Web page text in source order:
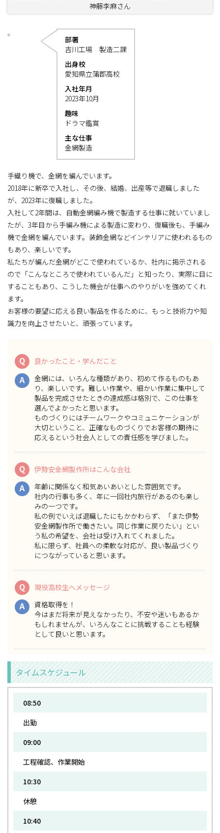
神藤李麻さん
部署
吉川工場 製造二課
出身校
愛知県立蒲郡高校
入社年月
2023年10月
趣味
ドラマ鑑賞
主な仕事
金網製造
手織り機で、金網を編んでいます。
2018年に新卒で入社し、その後、結婚、出産等で退職しました
が、2023年に復職しました。
入社して2年間は、自動金網編み機で製造する仕事に就いていまし
たが、3年目から手編み機による製造に変わり、復職後も、手編み
機で金網を編んでいます。装飾金網などインテリアに使われるもの
もあり、楽しいです。
私たちが編んだ金網がどこで使われているか、社内に掲示される
ので「こんなところで使われているんだ」と知ったり、実際に目に
することもあり、こうした機会が仕事へのやりがいを強めてくれ
ます。
お客様の要望に応える良い製品を作るために、もっと技術力や知
識力を向上させたいと、頑張っています。
Q 良かったこと・学んだこと
A
金網には、いろんな種類があり、初めて作るものもあ
り、楽しいです。難しい作業や、細かい作業に集中して
製品を完成させたときの達成感は格別で、この仕事を
選んでよかったと思います。
ものづくりにはチームワークやコミュニケーションが
大切ということ、正確なものづくりでお客様の期待に
応えるという社会人としての責任感を学びました。
Q 伊勢安金網製作所はこんな会社
A
年齢に関係なく和気あいあいとした雰囲気です。
社内の行事も多く、年に一回社内旅行があるのも楽し
みの一つです。
私の例でいえば退職したにもかかわらず、「また伊勢
安金網製作所で働きたい。同じ作業に戻りたい」とい
う私の希望を、会社は受け入れてくれました。
私に限らず、社員への柔軟な対応が、良い製品づくり
につながっていると思います。
Q 現役高校生へメッセージ
A
資格取得を！
今はまだ将来が見えなかったり、不安や迷いもあるか
もしれませんが、いろんなことに挑戦することも経験
として良いと思います。
タイムスケジュール
08:50
出勤
09:00
工程確認、作業開始
10:30
休憩
10:40